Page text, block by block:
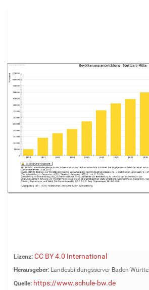
Z
e
g
Lizenz: CC BY 4.0 International
Herausgeber: Landesbildungsserver Baden-
Quelle: https://www.schule-bw.de